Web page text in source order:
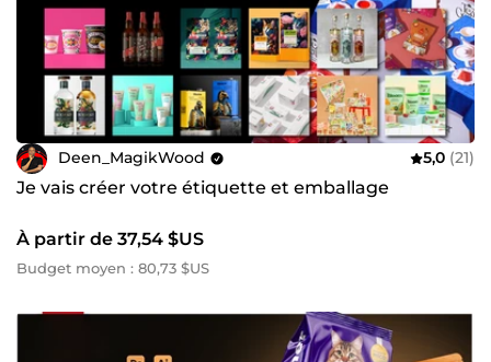
Deen_MagikWood 5,0 (21)
Je vais créer votre étiquette et emballage
À partir de 37,54 $US
Budget moyen : 80,73 $US